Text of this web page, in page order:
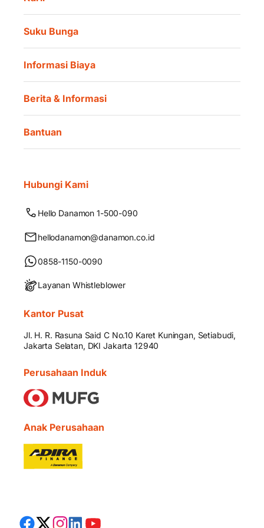
Suku Bunga
Informasi Biaya
Berita & Informasi
Bantuan
Hubungi Kami
Hello Danamon 1-500-090
hellodanamon@danamon.co.id
0858-1150-0090
Layanan Whistleblower
Kantor Pusat
Jl. H. R. Rasuna Said C No.10 Karet Kuningan, Setiabudi,
Jakarta Selatan, DKI Jakarta 12940
Perusahaan Induk
Anak Perusahaan